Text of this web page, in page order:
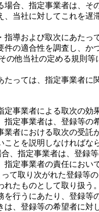
合、指定事業者は、そ
、当社に対してこれを遅
指導および取次にあたっ
件の適合性を調査し、か
の他当社の定める規則等
たっては、指定事業者に
定事業者による取次の効
定事業者は、登録等の
業者における取次の受託
ことを説明しなければな
、指定事業者は、登録
指定事業者の責任におい
て取り次がれた登録等
れたものとして取り扱う
を行うにあたり、登録等
は、登録等の希望者に対